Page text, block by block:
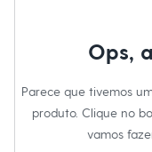
Shorts e Saias
Em alta
Dia dos Pais
Lavar à mão.
Não alvejar.
Secar na vertical.
Não passar.
Não lavar a seco.
Não limpar a
Ops,
Parece que tivemos
produto. Clique no
vamos